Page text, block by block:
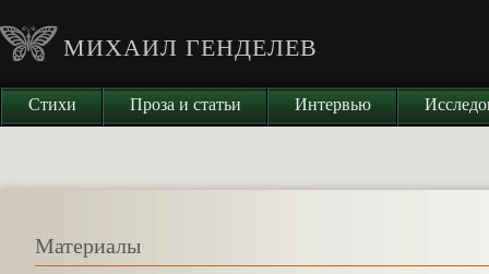
МИХАИЛ ГЕНДЕЛЕВ
Стихи Проза и статьи Интервью
Материалы